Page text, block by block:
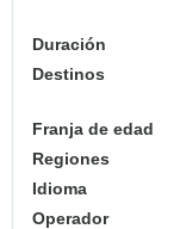
Duración
Destinos
Franja de edad
Regiones
Idioma
Operador